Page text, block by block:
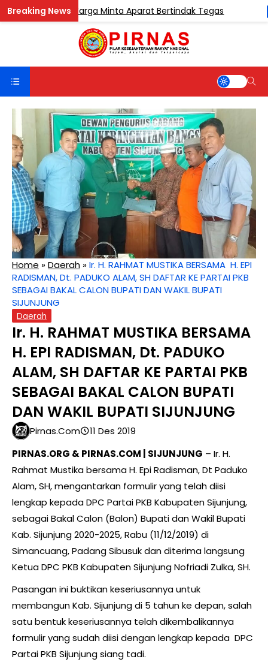
Sentosa, Warga Minta Aparat Bertindak Tegas
Home »Daerah »Ir. H. RAHMAT MUSTIKA BERSAMA H. EPI
RADISMAN, Dt. PADUKO ALAM, SH DAFTAR KE PARTAI PKB
SEBAGAI BAKAL CALON BUPATI DAN WAKIL BUPATI
SIJUNJUNG
Daerah
Ir. H. RAHMAT MUSTIKA BERSAMA
H. EPI RADISMAN, Dt. PADUKO
ALAM, SH DAFTAR KE PARTAI PKB
SEBAGAI BAKAL CALON BUPATI
DAN WAKIL BUPATI SIJUNJUNG
Pirnas.com
11 Des 2019
PIRNAS.ORG & PIRNAS.COM | SIJUNJUNG – Ir. H.
Rahmat Mustika bersama H. Epi Radisman, Dt Paduko
Alam, SH, mengantarkan formulir yang telah diisi
lengkap kepada DPC Partai PKB Kabupaten Sijunjung,
sebagai Bakal Calon (Balon) Bupati dan Wakil Bupati
Kab. Sijunjung 2020-2025, Rabu (11/12/2019) di
Simancuang, Padang Sibusuk dan diterima langsung
Ketua DPC PKB Kabupaten Sijunjung Nofriadi Zulka, SH.
Pasangan ini buktikan keseriusannya untuk
membangun Kab. Sijunjung di 5 tahun ke depan, salah
satu bentuk keseriusannya telah dikembalikannya
formulir yang sudah diisi dengan lengkap kepada DPC
Partai PKB Sijunjung siang tadi.